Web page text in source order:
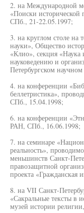
2. на Международной
«Поиски
СПб., 21-22.05.1997;
3. на круглом столе на
науки», Общество
«Клио», секция «Наука
науковедению и
Петербургском
4. на конференции
беллетристика»,
СПб., 15.04.1998;
6. на конференции
РАН, СПб., 16.06.1998;
7. на семинаре
реальность»,
меньшинств Санкт-
правозащитной
проекта «Гражданская
8. на VII Санкт-
«Сакральные тексты в
музей истории